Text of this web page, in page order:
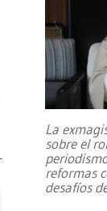
La
sobre el
reformas
desafíos